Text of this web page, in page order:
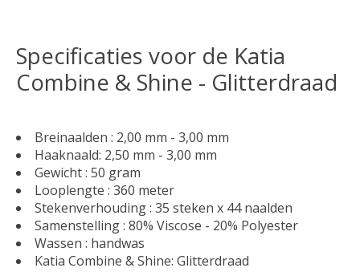
Specificaties voor de Katia
Combine & Shine - Glitterdraad
Breinaalden : 2,00 mm - 3,00 mm
Haaknaald: 2,50 mm - 3,00 mm
Gewicht : 50 gram
Looplengte : 360 meter
Stekenverhouding : 35 steken x 44 naalden
Samenstelling : 80% Viscose - 20% Polyester
Wassen : handwas
Katia Combine & Shine: Glitterdraad